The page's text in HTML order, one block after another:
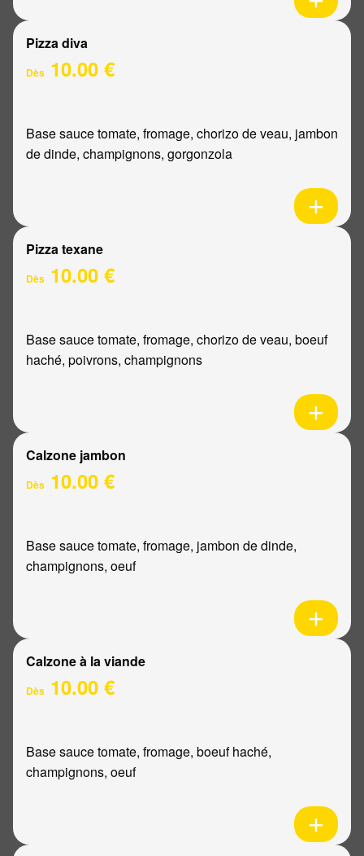
Pizza diva
Dès 10.00 €
Base sauce tomate, fromage, chorizo de veau, jambon
de dinde, champignons, gorgonzola
Pizza texane
Dès 10.00 €
Base sauce tomate, fromage, chorizo de veau, boeuf
haché, poivrons, champignons
Calzone jambon
Dès 10.00 €
Base sauce tomate, fromage, jambon de dinde,
champignons, oeuf
Calzone à la viande
Dès 10.00 €
Base sauce tomate, fromage, boeuf haché,
champignons, oeuf